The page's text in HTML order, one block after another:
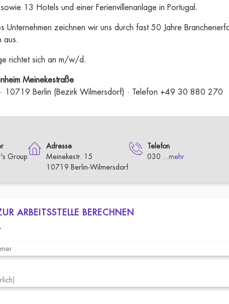
13 Hotels und einer Ferienvillenanlage in Portugal.
Unternehmen zeichnen wir uns durch fast 50 Jahre
aus.
richtet sich an m/w/d.
Meinekestraße
10719 Berlin (Bezirk Wilmersdorf) · Telefon +49 30 880 270
Group
Adresse
Meinekestr. 15
10719 Berlin-Wilmersdorf
Telefon
030 ...mehr
ARBEITSSTELLE BERECHNEN